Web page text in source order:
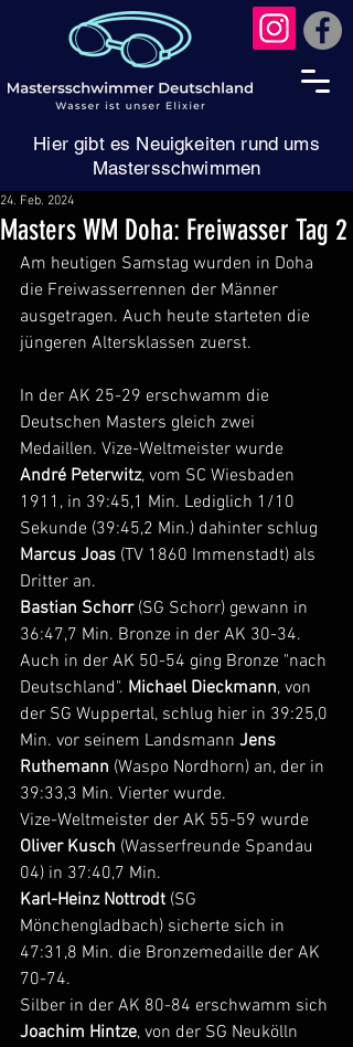
Hier gibt es Neuigkeiten rund ums
Mastersschwimmen
Masters WM Doha: Freiwasser Tag 2
24. Feb. 2024
Am heutigen Samstag wurden in Doha
die Freiwasserrennen der Männer
ausgetragen. Auch heute starteten die
jüngeren Altersklassen zuerst.
In der AK 25-29 erschwamm die
Deutschen Masters gleich zwei
Medaillen. Vize-Weltmeister wurde
André Peterwitz, vom SC Wiesbaden
1911, in 39:45,1 Min. Lediglich 1/10
Sekunde (39:45,2 Min.) dahinter schlug
Marcus Joas (TV 1860 Immenstadt) als
Dritter an.
Bastian Schorr (SG Schorr) gewann in
36:47,7 Min. Bronze in der AK 30-34.
Auch in der AK 50-54 ging Bronze "nach
Deutschland". Michael Dieckmann, von
der SG Wuppertal, schlug hier in 39:25,0
Min. vor seinem Landsmann Jens
Ruthemann (Waspo Nordhorn) an, der in
39:33,3 Min. Vierter wurde.
Vize-Weltmeister der AK 55-59 wurde
Oliver Kusch (Wasserfreunde Spandau
04) in 37:40,7 Min.
Karl-Heinz Nottrodt (SG
Mönchengladbach) sicherte sich in
47:31,8 Min. die Bronzemedaille der AK
70-74.
Silber in der AK 80-84 erschwamm sich
Joachim Hintze, von der SG Neukölln